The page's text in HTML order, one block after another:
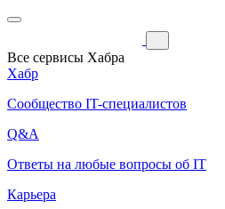
Все сервисы Хабра
Хабр
Сообщество IT-специалистов
Q&A
Ответы на любые вопросы об IT
Карьера